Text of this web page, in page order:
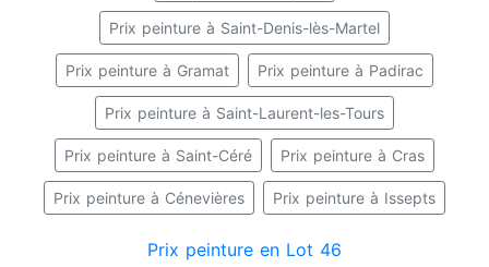
Prix peinture à Saint-Denis-lès-Martel
Prix peinture à Gramat Prix peinture à Padirac
Prix peinture à Saint-Laurent-les-Tours
Prix peinture à Saint-Céré Prix peinture à Cras
Prix peinture à Cénevières Prix peinture à Issepts
Prix peinture en Lot 46